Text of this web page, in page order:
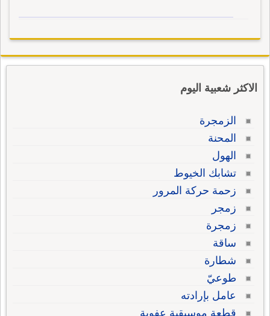
الاكثر شعبية اليوم
الزمجرة
المحنة
الهول
تشابك الخيوط
زحمة حركة المرور
زمجر
زمجرة
ساقة
شطارة
طوعيّ
عامل بإرادته
قطعة موسيقية عفوية